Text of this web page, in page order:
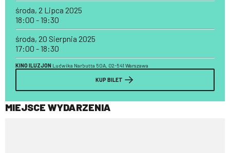
środa, 2 Lipca 2025
18:00 - 19:30
środa, 20 Sierpnia 2025
17:00 - 18:30
KINO ILUZJON Ludwika Narbutta 50A, 02-541 Warszawa
KUP BILET
MIEJSCE WYDARZENIA